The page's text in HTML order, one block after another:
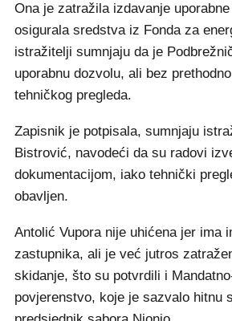
Ona je zatražila izdavanje
osigurala sredstva iz Fonda za
istražitelji sumnjaju da je
uporabnu dozvolu, ali bez
tehničkog pregleda.
Zapisnik je potpisala, sumnjaju
Bistrović, navodeći da su radovi
dokumentacijom, iako tehnički
obavljen.
Antolić Vupora nije uhićena jer ima
zastupnika, ali je već jutros
skidanje, što su potvrdili i
povjerenstvo, koje je sazvalo hitnu